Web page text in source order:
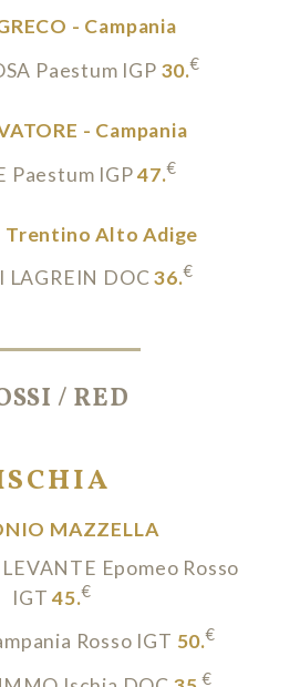
- Campania
Paestum IGP 30.€
- Campania
Paestum IGP47.€
Trentino Alto Adige
LAGREIN DOC36.€
/ RED
MAZZELLA
Epomeo Rosso
IGT45.€
Rosso IGT 50.€
€